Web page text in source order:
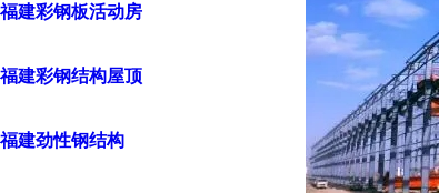
福建彩钢板活动房
福建彩钢结构屋顶
福建劲性钢结构